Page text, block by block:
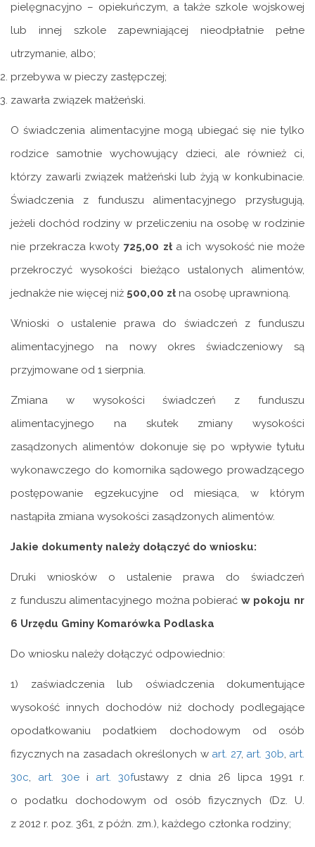
pielęgnacyjno – opiekuńczym, a także szkole wojskowej
lub innej szkole zapewniającej nieodpłatnie pełne
utrzymanie, albo;
przebywa w pieczy zastępczej;
zawarła związek małżeński.
O świadczenia alimentacyjne mogą ubiegać się nie tylko
rodzice samotnie wychowujący dzieci, ale również ci,
którzy zawarli związek małżeński lub żyją w konkubinacie.
Świadczenia z funduszu alimentacyjnego przysługują,
jeżeli dochód rodziny w przeliczeniu na osobę w rodzinie
nie przekracza kwoty 725,00 zła ich wysokość nie może
przekroczyć wysokości bieżąco ustalonych alimentów,
jednakże nie więcej niż 500,00 zł na osobę uprawnioną.
Wnioski o ustalenie prawa do świadczeń z funduszu
alimentacyjnego na nowy okres świadczeniowy są
przyjmowane od 1 sierpnia.
Zmiana w wysokości świadczeń z funduszu
alimentacyjnego na skutek zmiany wysokości
zasądzonych alimentów dokonuje się po wpływie tytułu
wykonawczego do komornika sądowego prowadzącego
postępowanie egzekucyjne od miesiąca, w którym
nastąpiła zmiana wysokości zasądzonych alimentów.
Jakie dokumenty należy dołączyć do wniosku:
Druki wniosków o ustalenie prawa do świadczeń
z funduszu alimentacyjnego można pobierać w pokoju nr
6 Urzędu Gminy Komarówka Podlaska
Do wniosku należy dołączyć odpowiednio:
1) zaświadczenia lub oświadczenia dokumentujące
wysokość innych dochodów niż dochody podlegające
opodatkowaniu podatkiem dochodowym od osób
fizycznych na zasadach określonych w art. 27, art. 30b, art.
30c, art. 30ei art. 30fustawy z dnia 26 lipca 1991 r.
o podatku dochodowym od osób fizycznych (Dz. U.
z 2012 r. poz. 361, z późn. zm.), każdego członka rodziny;